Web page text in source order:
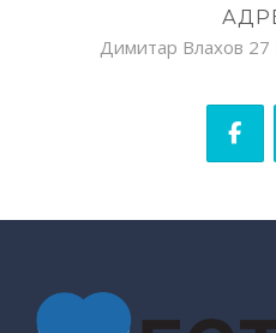
Димитар Влахов 27